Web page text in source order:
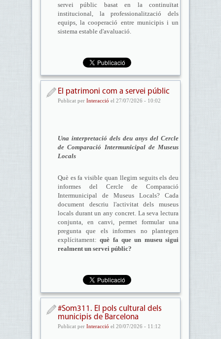
servei públic basat en la continuïtat
institucional, la professionalització dels
equips, la cooperació entre municipis i un
sistema estable d'avaluació.
El patrimoni com a servei públic
Publicat per Interacció el 27/07/2026 - 10:02
Una interpretació dels deu anys del Cercle
de Comparació Intermunicipal de Museus
Locals
Què es fa visible quan llegim seguits els deu
informes del Cercle de Comparació
Intermunicipal de Museus Locals? Cada
document descriu l'activitat dels museus
locals durant un any concret. La seva lectura
conjunta, en canvi, permet formular una
pregunta que els informes no plantegen
explícitament:què fa que un museu sigui
realment un servei públic?
#Som311. El pols cultural dels
municipis de Barcelona
Publicat per Interacció el 20/07/2026 - 11:12